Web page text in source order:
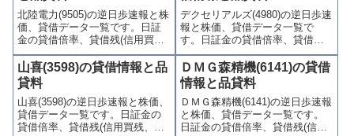
やすくまとめて掲載していま
す。
やすくまとめて掲載していま
す。
北陸電力(9505)の逆日歩速報と株
価、貸借データ一覧です。日証
金の貸借倍率、貸借残(信用買
残、信用売残)、品貸料(逆日
歩)、東証の週末残高、規制(注意
喚起・申込停止)など、空売り関
連情報を集計し、図解でわかり
やすくまとめて掲載していま
す。
デクセリアルズ(4980)の逆日歩速
報と株価、貸借データ一覧で
す。日証金の貸借倍率、貸借残
(信用買残、信用売残)、品貸料
(逆日歩)、東証の週末残高、規制
(注意喚起・申込停止)など、空売
り関連情報を集計し、図解でわ
かりやすくまとめて掲載してい
ます。
山喜(3598)の貸借情報と品
貸料
山喜(3598)の逆日歩速報と株価、
貸借データ一覧です。日証金の
貸借倍率、貸借残(信用買残、信
ＤＭＧ森精機(6141)の貸借
情報と品貸料
ＤＭＧ森精機(6141)の逆日歩速報
と株価、貸借データ一覧です。
日証金の貸借倍率、貸借残(信用